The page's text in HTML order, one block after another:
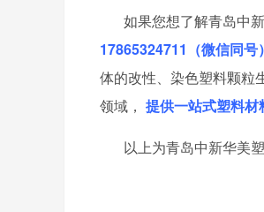
如果您想了解青岛中
17865324711 （微信同
体的改性、染色塑料颗粒
领域， 提供一站式塑料材
以上为青岛中新华美